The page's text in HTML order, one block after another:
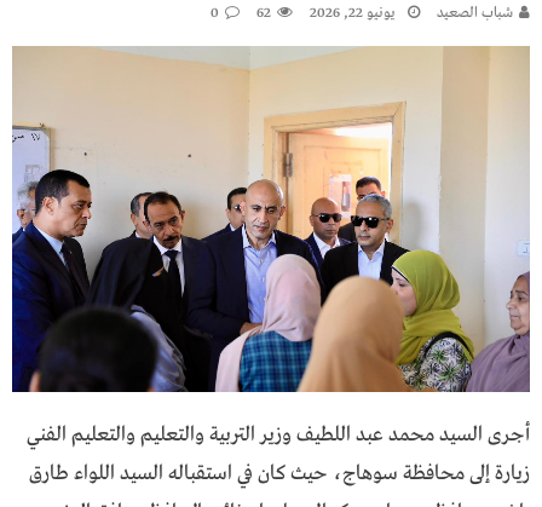
شباب الصعيد يونيو 22, 2026 62
0
أجرى السيد محمد عبد اللطيف وزير التربية والتعليم والتعليم الفني
زيارة إلى محافظة سوهاج، حيث كان في استقباله السيد اللواء طارق